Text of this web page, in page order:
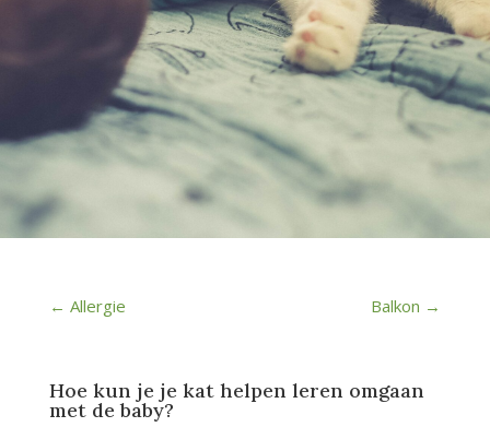
← Allergie Balkon →
Hoe kun je je kat helpen leren omgaan
met de baby?